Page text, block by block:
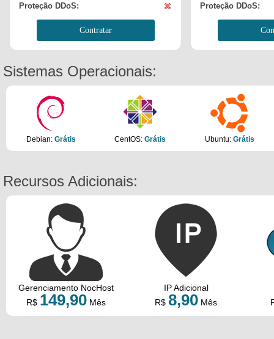
Proteção DDoS:
Contratar
Proteção DDoS:
Sistemas Operacionais:
Debian: Grátis CentOS: Grátis Ubuntu: Grátis
Recursos Adicionais:
Gerenciamento NocHost
R$ 149,90 Mês
IP Adicional
R$ 8,90 Mês